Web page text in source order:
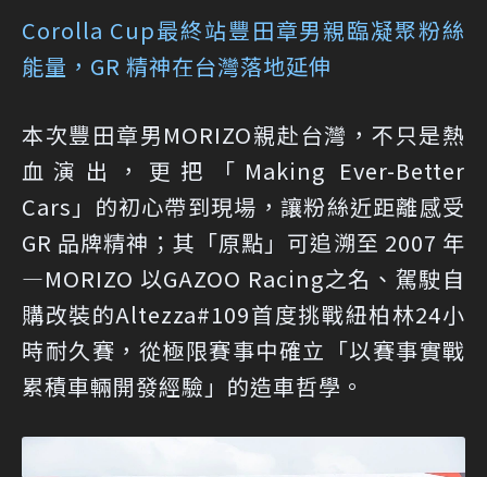
Corolla Cup最終站豐田章男親臨凝聚粉絲
能量，GR 精神在台灣落地延伸
本次豐田章男MORIZO親赴台灣，不只是熱
血演出，更把「Making Ever-Better
Cars」的初心帶到現場，讓粉絲近距離感受
GR 品牌精神；其「原點」可追溯至 2007 年
—MORIZO 以GAZOO Racing之名、駕駛自
購改裝的Altezza#109首度挑戰紐柏林24小
時耐久賽，從極限賽事中確立「以賽事實戰
累積車輛開發經驗」的造車哲學。